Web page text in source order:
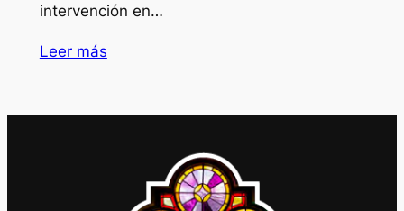
intervención en…
Leer más